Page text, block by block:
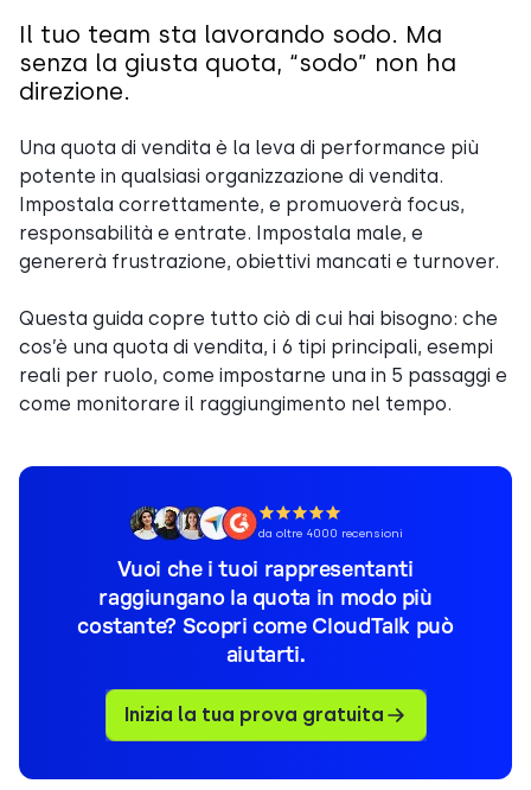
Il tuo team sta lavorando sodo. Ma
senza la giusta quota, “sodo” non ha
direzione.
Una quota di vendita è la leva di performance più
potente in qualsiasi organizzazione di vendita.
Impostala correttamente, e promuoverà focus,
responsabilità e entrate. Impostala male, e
genererà frustrazione, obiettivi mancati e turnover.
Questa guida copre tutto ciò di cui hai bisogno: che
cos’è una quota di vendita, i 6 tipi principali, esempi
reali per ruolo, come impostarne una in 5 passaggi e
come monitorare il raggiungimento nel tempo.
da oltre 4000 recensioni
Vuoi che i tuoi rappresentanti
raggiungano la quota in modo più
costante? Scopri come CloudTalk può
aiutarti.
Inizia la tua prova gratuita